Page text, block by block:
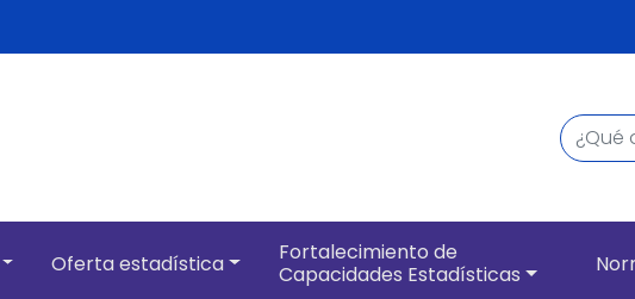
Buscar
Navegación
Oferta estadística
Fortalecimiento de
Capacidades Estadísticas